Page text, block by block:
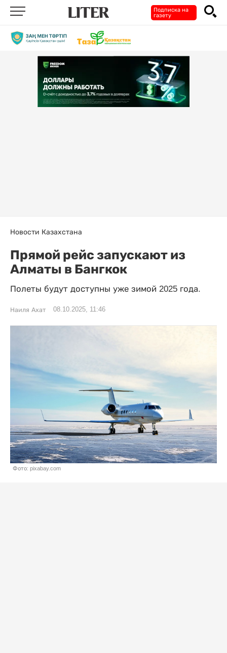
Подписка на
газету
Новости Казахстана
Прямой рейс запускают из
Алматы в Бангкок
Полеты будут доступны уже зимой 2025 года.
Наиля Ахат 08.10.2025, 11:46
Фото: pixabay.com